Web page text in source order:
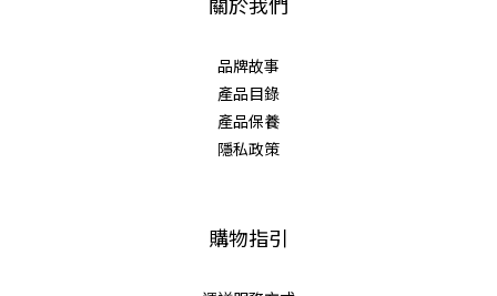
品牌故事
產品目錄
產品保養
隱私政策
購物指引